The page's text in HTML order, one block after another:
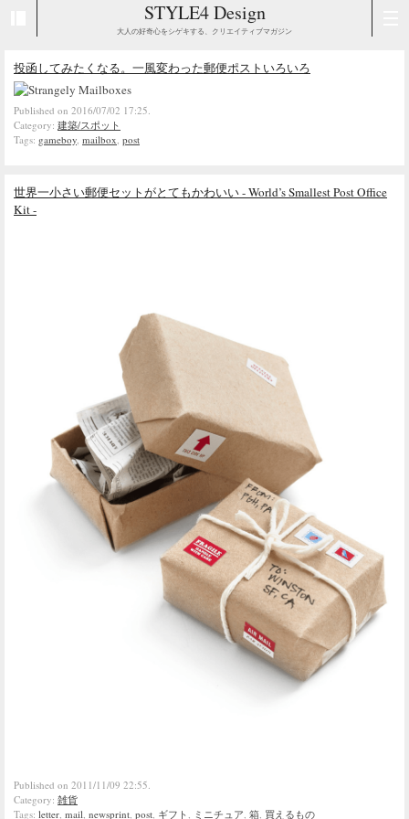
STYLE4 Design
大人の好奇心をシゲキする、クリエイティブマガジン
投函してみたくなる。一風変わった郵便ポストいろいろ
Published on 2016/07/02 17:25.
Category: 建築/スポット
Tags: gameboy, mailbox, post
世界一小さい郵便セットがとてもかわいい - World’s Smallest Post Office
Kit -
Published on 2011/11/09 22:55.
Category: 雑貨
Tags: letter, mail, newsprint, post, ギフト, ミニチュア, 箱, 買えるもの